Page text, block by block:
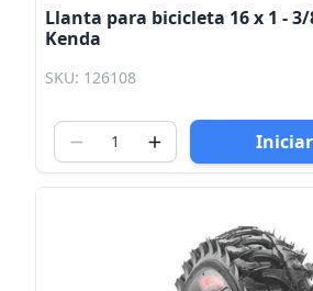
Llanta para bicicleta 16 x 1 - 3/
Kenda
SKU: 126108